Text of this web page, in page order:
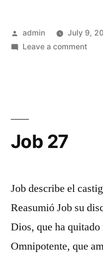
Posted
by
admin July 9,
Leave a commenton
Job 27
Job describe el
Reasumió Job su
Dios, que ha
Omnipotente, que